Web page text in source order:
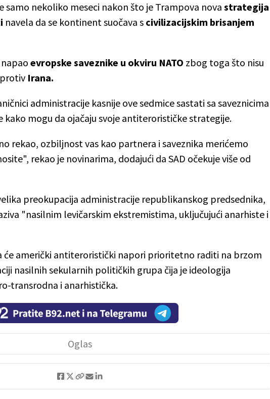
samo nekoliko meseci nakon što je Trampova nova strategija
navela da se kontinent suočava s civilizacijskim brisanjem
evropske saveznike u okviru NATO zbog toga što nisu
Irana.
administracije kasnije ove sedmice sastati sa saveznicima
kako mogu da ojačaju svoje antiterorističke strategije.
rekao, ozbiljnost vas kao partnera i saveznika merićemo
rekao je novinarima, dodajući da SAD očekuje više od
preokupacija administracije republikanskog predsednika,
"nasilnim levičarskim ekstremistima, uključujući anarhiste i
će američki antiteroristički napori prioritetno raditi na brzom
nasilnih sekularnih političkih grupa čija je ideologija
transrodna i anarhistička.